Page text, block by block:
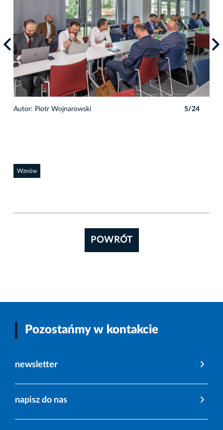
Autor: Piotr Wojnarowski 5/24
Wznów
POWRÓT
Pozostańmy w kontakcie
newsletter
napisz do nas